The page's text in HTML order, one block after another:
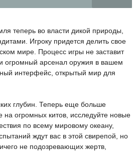
теперь во власти дикой природы,
Игроку придется делить свое
мире. Процесс игры не заставит
огромный арсенал оружия в вашем
интерфейс, открытый мир для
глубин. Теперь еще больше
на огромных китов, исследуйте новые
по всему мировому океану,
ждут вас в этой свирепой, но
не подозревающих жертв,